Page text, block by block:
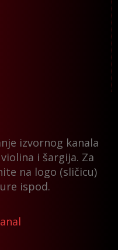
izvornog kanala
i šargija. Za
na logo (sličicu)
ispod.